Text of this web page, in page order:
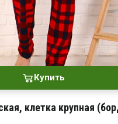
Купить
клетка крупная